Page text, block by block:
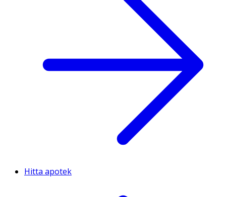
Hitta apotek